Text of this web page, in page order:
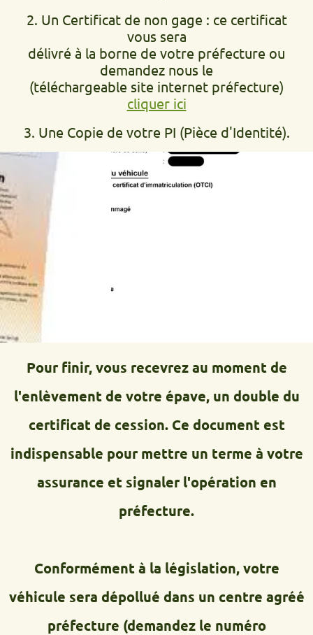
2. Un Certificat de non gage : ce certificat
vous sera
délivré à la borne de votre préfecture ou
demandez nous le
(téléchargeable site internet préfecture)
cliquer ici
3. Une Copie de votre PI (Pièce d'Identité).
Pour finir, vous recevrez au moment de
l'enlèvement de votre épave, un double du
certificat de cession. Ce document est
indispensable pour mettre un terme à votre
assurance et signaler l'opération en
préfecture.
Conformément à la législation, votre
véhicule sera dépollué dans un centre agréé
préfecture (demandez le numéro